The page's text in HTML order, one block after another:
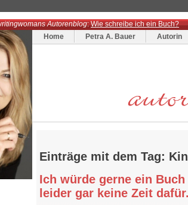
Autorenblog:Wie schreibe ich ein Buch?
Home
Petra A. Bauer Autorin
Einträge mit dem Tag:
Ich würde gerne ein
leider gar keine Zeit dafür.